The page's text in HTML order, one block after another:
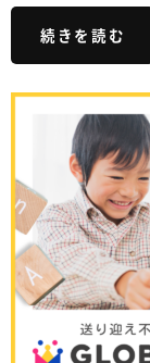
続きを読む